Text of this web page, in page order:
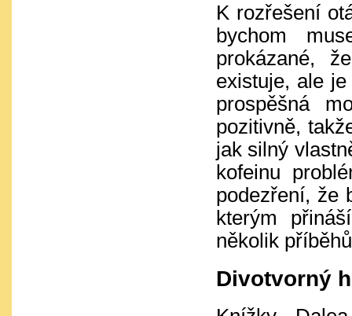
K rozřešení
bychom
prokázané,
existuje, ale
prospěšná
pozitivně,
jak silný
kofeinu
podezření, že
kterým
několik
Divotvorný